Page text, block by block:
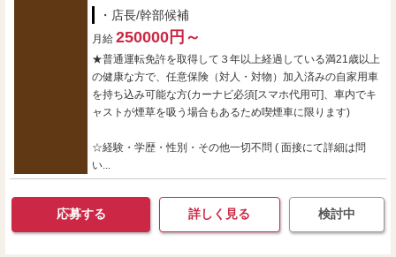
・店長/幹部候補
月給 250000円～
★普通運転免許を取得して３年以上経過している満21歳以上
の健康な方で、任意保険（対人・対物）加入済みの自家用車
を持ち込み可能な方(カーナビ必須[スマホ代用可]、車内でキ
ャストが煙草を吸う場合もあるため喫煙車に限ります)
☆経験・学歴・性別・その他一切不問 ( 面接にて詳細は問
い...
応募する 詳しく見る 検討中